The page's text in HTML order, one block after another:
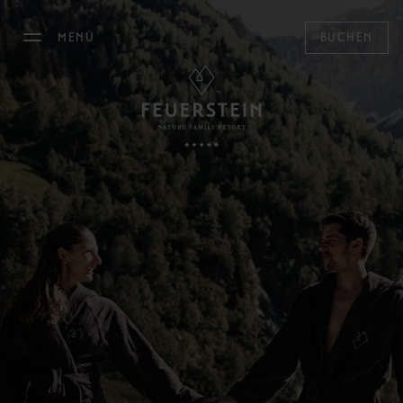
MENÜ BUCHEN
DAS FEUERSTEIN
WOHNEN
FAMILY TIME
MOUNTAIN SPA
Mountain Spa
Pools
Family & Kids
Adults Only